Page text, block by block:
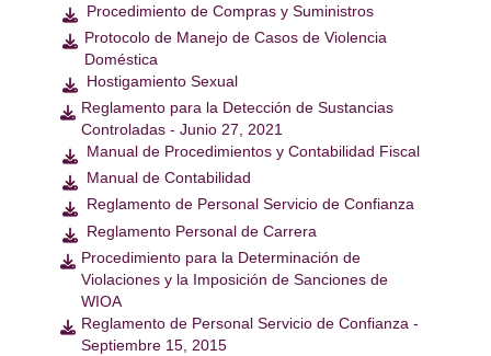
 Procedimiento de Compras y Suministros
 Protocolo de Manejo de Casos de Violencia
Doméstica
 Hostigamiento Sexual
 Reglamento para la Detección de Sustancias
Controladas - Junio 27, 2021
 Manual de Procedimientos y Contabilidad Fiscal
 Manual de Contabilidad
 Reglamento de Personal Servicio de Confianza
 Reglamento Personal de Carrera
 Procedimiento para la Determinación de
Violaciones y la Imposición de Sanciones de
WIOA
 Reglamento de Personal Servicio de Confianza -
Septiembre 15, 2015